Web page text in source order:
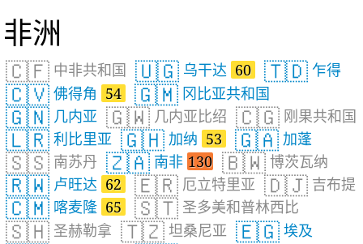
非洲
🇨🇫 中非共和国 🇺🇬 乌干达 60 🇹🇩 乍得
🇨🇻 佛得角 54 🇬🇲 冈比亚共和国
🇬🇳 几内亚 🇬🇼 几内亚比绍 🇨🇬 刚果共和国
🇱🇷 利比里亚 🇬🇭 加纳 53 🇬🇦 加蓬
🇸🇸 南苏丹 🇿🇦 南非 130 🇧🇼 博茨瓦纳
🇷🇼 卢旺达 62 🇪🇷 厄立特里亚 🇩🇯 吉布提
🇨🇲 喀麦隆 65 🇸🇹 圣多美和普林西比
🇸🇭 圣赫勒拿 🇹🇿 坦桑尼亚 🇪🇬 埃及